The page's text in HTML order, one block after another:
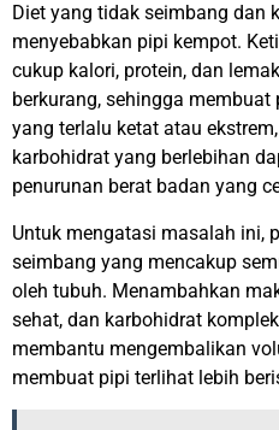
Diet yang tidak seimbang dan
menyebabkan pipi kempot.
cukup kalori, protein, dan
berkurang, sehingga
yang terlalu ketat atau
karbohidrat yang berlebihan
penurunan berat badan yang
Untuk mengatasi masalah ini,
seimbang yang mencakup
oleh tubuh. Menambahkan
sehat, dan karbohidrat
membantu mengembalikan
membuat pipi terlihat lebih